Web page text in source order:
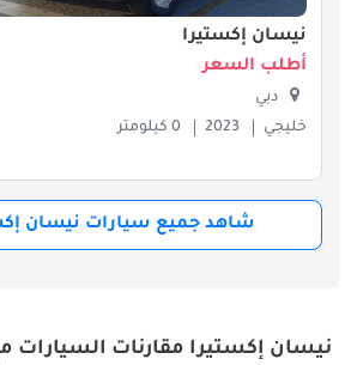
نيسان إكستيرا
أطلب السعر
دبي
خليجي
2023 0 كيلومتر
شاهد جميع سيارات نيسان
نيسان إكستيرا مقارنات السيارات